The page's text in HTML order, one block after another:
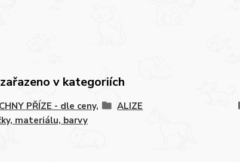
v kategoriích
PŘÍZE - dle ceny,
materiálu, barvy
ALIZE